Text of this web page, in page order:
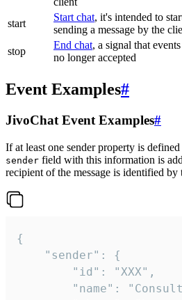
start
Start chat, it's intended to
sending a message by the
stop
End chat, a signal that
no longer accepted
Event Examples#
JivoChat Event Examples#
If at least one sender property is
sender field with this information is
recipient of the message is identified by
{